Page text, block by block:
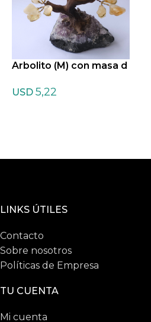
Arbolito (M) con masa d
USD 5,22
LINKS ÚTILES
Contacto
Sobre nosotros
Políticas de Empresa
TU CUENTA
Mi cuenta